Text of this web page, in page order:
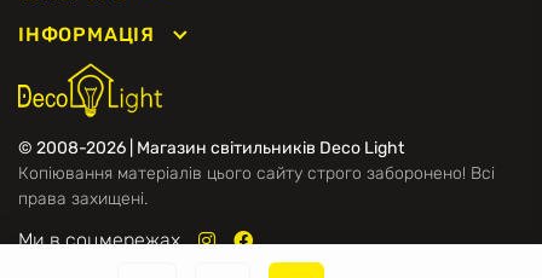
© 2008-2026 | Магазин світильників Deco Light
Копіювання матеріалів цього сайту строго заборонено! Всі
права захищені.
Ми в соцмережах
ІНФОРМАЦІЯ